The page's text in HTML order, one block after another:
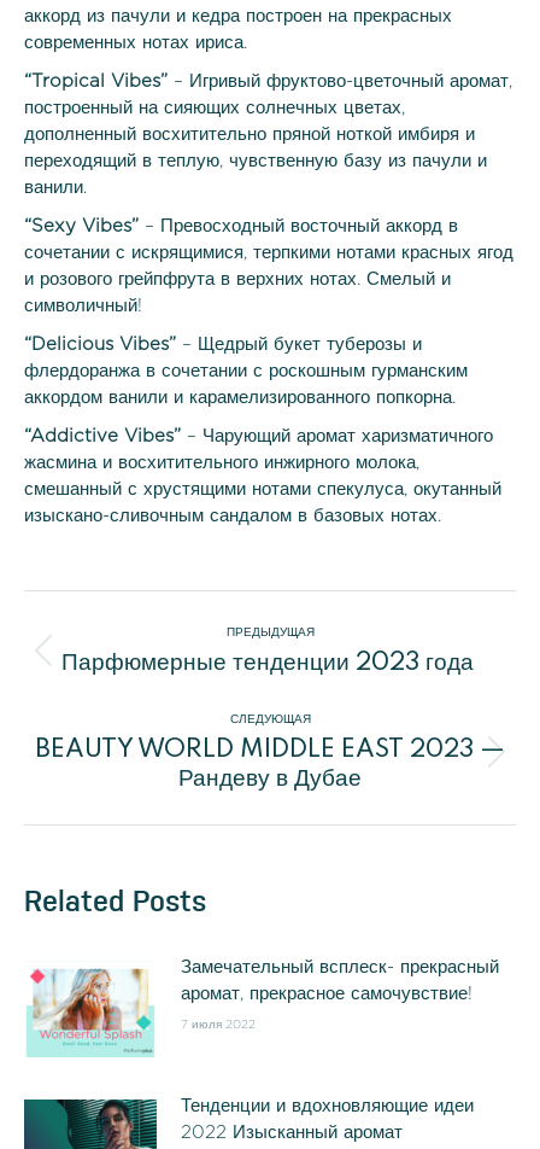
аккорд из пачули и кедра построен на прекрасных
современных нотах ириса.
“ Tropical Vibes” – Игривый фруктово-цветочный аромат,
построенный на сияющих солнечных цветах,
дополненный восхитительно пряной ноткой имбиря и
переходящий в теплую, чувственную базу из пачули и
ванили.
“Sexy Vibes” – Превосходный восточный аккорд в
сочетании с искрящимися, терпкими нотами красных ягод
и розового грейпфрута в верхних нотах. Смелый и
символичный!
“ Delicious Vibes” – Щедрый букет туберозы и
флердоранжа в сочетании с роскошным гурманским
аккордом ванили и карамелизированного попкорна.
“Addictive Vibes” – Чарующий аромат харизматичного
жасмина и восхитительного инжирного молока,
смешанный с хрустящими нотами спекулуса, окутанный
изыскано-сливочным сандалом в базовых нотах.
Навигация
по
записям
ПРЕДЫДУЩАЯ
Предыдущая
Парфюмерные тенденции 2023 года
СЛЕДУЮЩАЯ
запись:
BEAUTY WORLD MIDDLE EAST 2023 —
Рандеву в Дубае
Related Posts
Замечательный всплеск- прекрасный
аромат, прекрасное самочувствие!
7 июля 2022
Тенденции и вдохновляющие идеи
2022 Изысканный аромат